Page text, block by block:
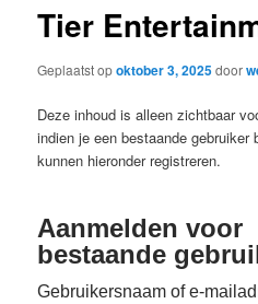
Tier
Geplaatst opoktober 3, 2025door
Deze inhoud is alleen zichtbaar
indien je een bestaande gebruiker
kunnen hieronder registreren.
Aanmelden voor
bestaande
Gebruikersnaam of e-